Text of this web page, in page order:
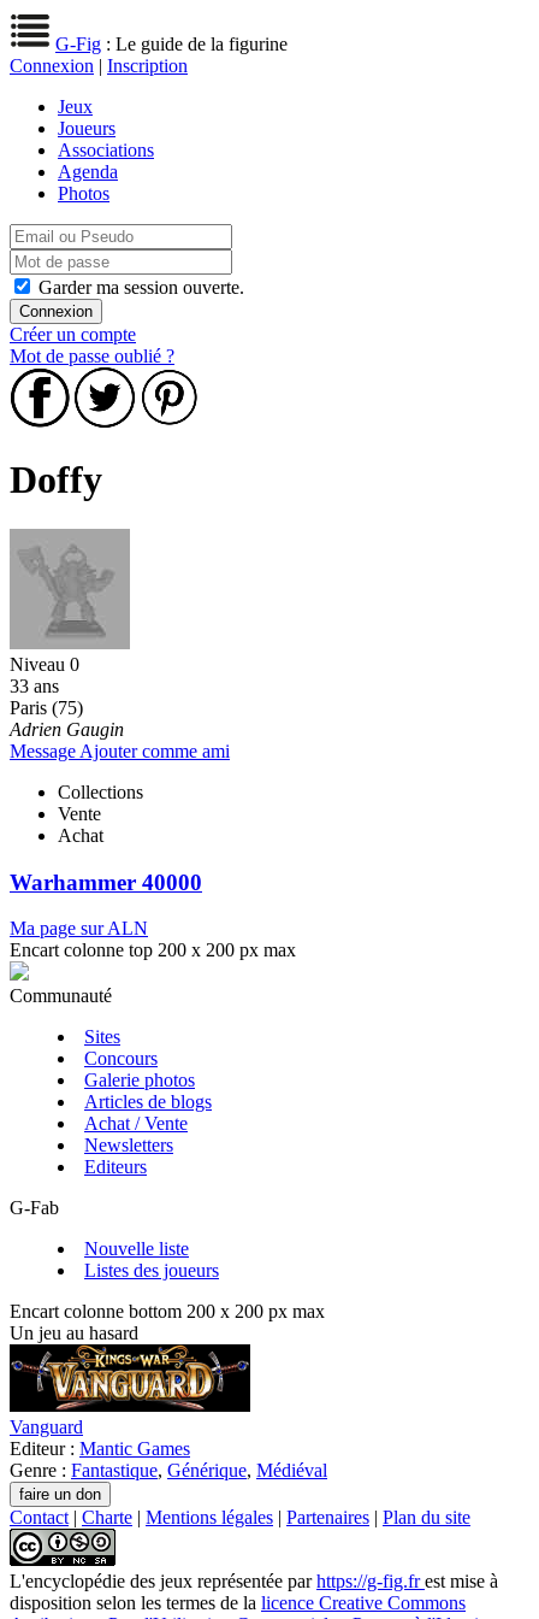
G-Fig : Le guide de la figurine
Connexion | Inscription
Jeux
Joueurs
Associations
Agenda
Photos
Garder ma session ouverte.
Créer un compte
Mot de passe oublié ?
Doffy
Niveau 0
33 ans
Paris (75)
Adrien Gaugin
Message Ajouter comme ami
Collections
Vente
Achat
Warhammer 40000
Ma page sur ALN
Encart colonne top 200 x 200 px max
Communauté
Sites
Concours
Galerie photos
Articles de blogs
Achat / Vente
Newsletters
Editeurs
G-Fab
Nouvelle liste
Listes des joueurs
Encart colonne bottom 200 x 200 px max
Un jeu au hasard
Vanguard
Editeur : Mantic Games
Genre : Fantastique, Générique, Médiéval
Contact | Charte | Mentions légales | Partenaires | Plan du site
L'encyclopédie des jeux représentée parhttps://g-fig.frest mise à
disposition selon les termes de la licence Creative Commons